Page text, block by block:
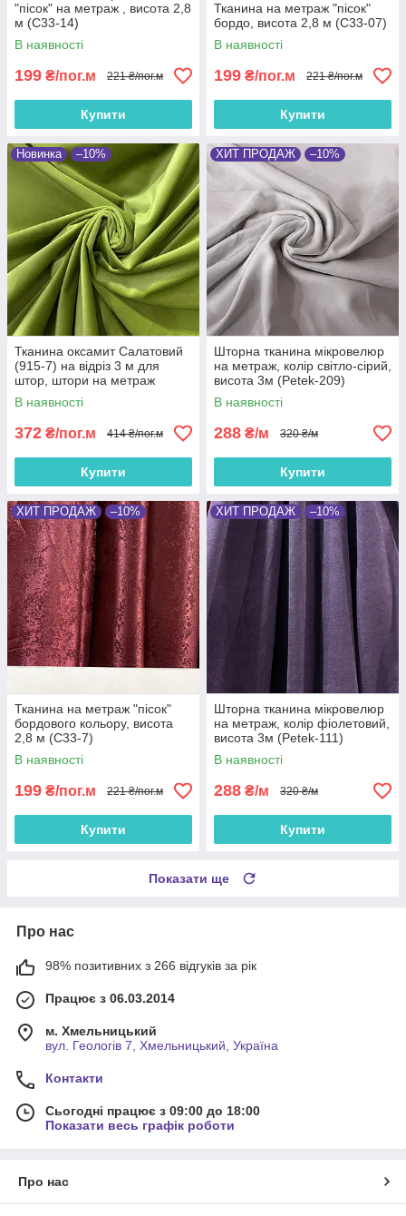
"пісок" на метраж , висота 2,8
м (С33-14)
В наявності
199 ₴/пог.м 221 ₴/пог.м
Купити
Тканина на метраж "пісок"
бордо, висота 2,8 м (С33-07)
В наявності
199 ₴/пог.м 221 ₴/пог.м
Купити
Новинка –10%
Тканина оксамит Салатовий
(915-7) на відріз 3 м для
штор, штори на метраж
оксамитові, відрізні портьєри
В наявності
372 ₴/пог.м 414 ₴/пог.м
Купити
ХИТ ПРОДАЖ –10%
Шторна тканина мікровелюр
на метраж, колір світло-сірий,
висота 3м (Petek-209)
В наявності
288 ₴/м 320 ₴/м
Купити
ХИТ ПРОДАЖ –10%
Тканина на метраж "пісок"
бордового кольору, висота
2,8 м (С33-7)
В наявності
199 ₴/пог.м 221 ₴/пог.м
Купити
ХИТ ПРОДАЖ –10%
Шторна тканина мікровелюр
на метраж, колір фіолетовий,
висота 3м (Petek-111)
В наявності
288 ₴/м 320 ₴/м
Купити
Показати ще
Про нас
98% позитивних з 266 відгуків за рік
Працює з 06.03.2014
м. Хмельницький
вул. Геологів 7, Хмельницький, Україна
Контакти
Сьогодні працює з 09:00 до 18:00
Показати весь графік роботи
Про нас